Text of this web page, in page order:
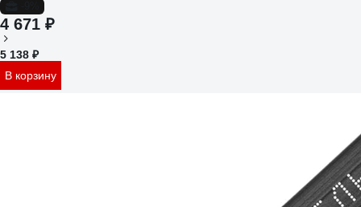
4 671 ₽
5 138 ₽
В корзину